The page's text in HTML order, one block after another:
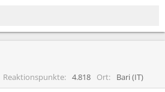
Reaktionspunkte 4.818 Ort Bari (IT)